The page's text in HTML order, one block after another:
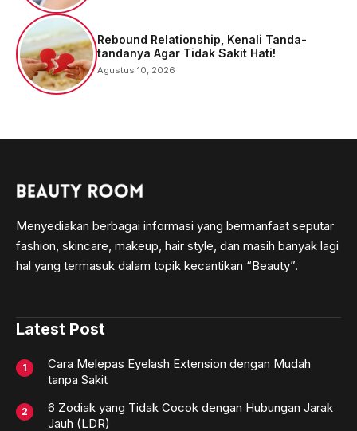
Rebound Relationship, Kenali Tanda-
tandanya Agar Tidak Sakit Hati!
Agustus 10, 2026
Menyediakan berbagai informasi yang bermanfaat seputar
fashion, skincare, makeup, hair style, dan masih banyak lagi
hal yang termasuk dalam topik kecantikan “Beauty”.
Latest Post
Cara Melepas Eyelash Extension dengan Mudah
tanpa Sakit
6 Zodiak yang Tidak Cocok dengan Hubungan Jarak
Jauh (LDR)